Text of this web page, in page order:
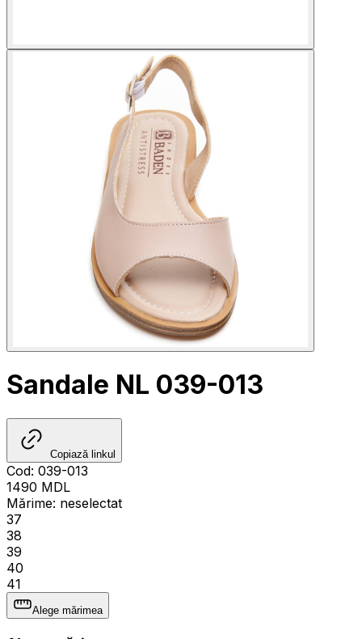
Sandale NL 039-013
Copiază linkul
Cod: 039-013
1490 MDL
Mărime: neselectat
37
38
39
40
41
Alege mărimea